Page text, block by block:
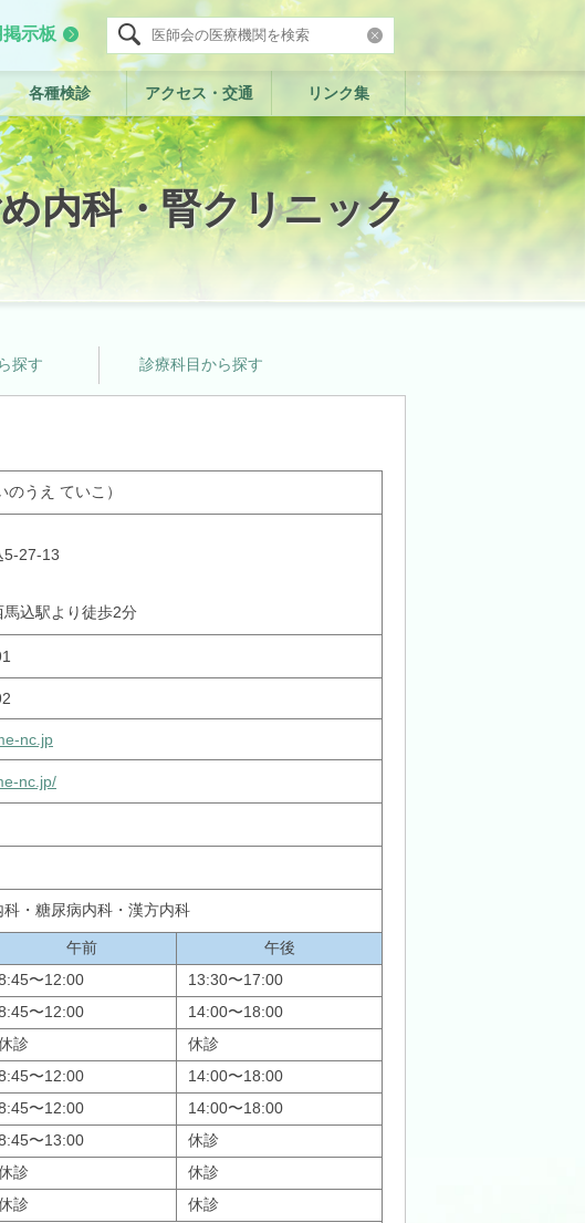
示板
各種検診 アクセス・交通 リンク集
内科・腎クリニック
探す 診療科目から探す
うえ ていこ）
5-27-13
込駅より徒歩2分
nc.jp
nc.jp/
科・糖尿病内科・漢方内科
午前
午後
〜12:00
13:30〜17:00
〜12:00
14:00〜18:00
診
休診
〜12:00
14:00〜18:00
〜12:00
14:00〜18:00
〜13:00
休診
診
休診
診
休診